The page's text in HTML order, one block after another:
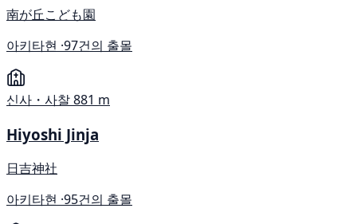
南が丘こども園
아키타현 ·97건의 출몰
신사・사찰881 m
Hiyoshi Jinja
日吉神社
아키타현 ·95건의 출몰